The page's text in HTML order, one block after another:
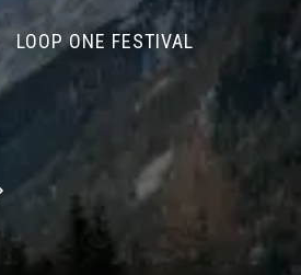
LOOP ONE FESTIVAL